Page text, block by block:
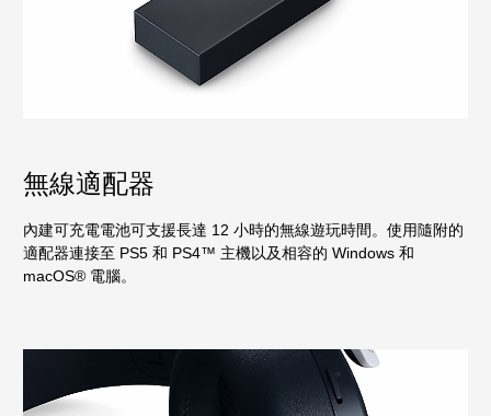
無線適配器
內建可充電電池可支援長達 12 小時的無線遊玩時間。使用隨附的
適配器連接至 PS5 和 PS4™ 主機以及相容的 Windows 和
macOS® 電腦。